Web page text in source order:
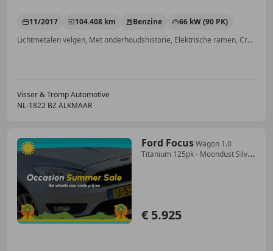
11/2017 104.408 km Benzine
66 kW (90 PK)
Lichtmetalen velgen, Met onderhoudshistorie, Elektrische ramen, Cruise control, Getinte ramen, Multifunctioneel stuurwiel, Digitale radio-ontvangst, LED verlichting
Visser & Tromp Automotive
NL-1822 BZ ALKMAAR
Ford FocusWagon 1.0
Titanium 125pk - Moondust Silver
€ 5.925